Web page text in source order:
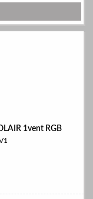
1vent RGB